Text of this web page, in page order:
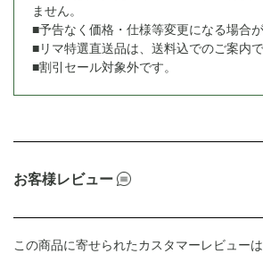
ません。
■予告なく価格・仕様等変更になる場合が
■リマ特選直送品は、送料込でのご案内で
■割引セール対象外です。
お客様レビュー
この商品に寄せられたカスタマーレビューは